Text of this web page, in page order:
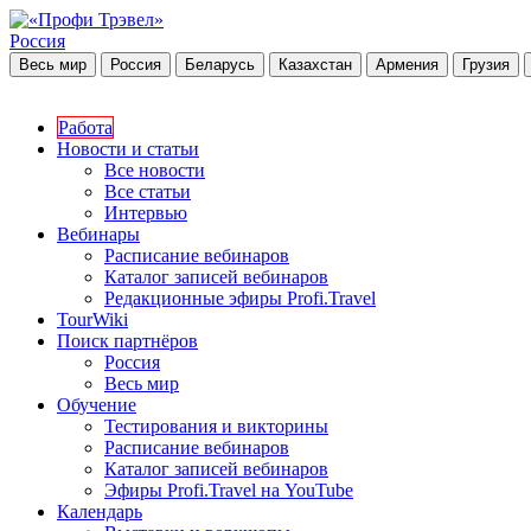
Россия
Весь мир Россия Беларусь Казахстан Армения Грузия
Работа
Новости и статьи
Все новости
Все статьи
Интервью
Вебинары
Расписание вебинаров
Каталог записей вебинаров
Редакционные эфиры Profi.Travel
TourWiki
Поиск партнёров
Россия
Весь мир
Обучение
Тестирования и викторины
Расписание вебинаров
Каталог записей вебинаров
Эфиры Profi.Travel на YouTube
Календарь